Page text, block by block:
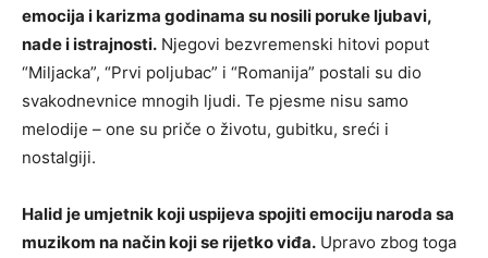
emocija i karizma godinama su nosili poruke ljubavi,
nade i istrajnosti. Njegovi bezvremenski hitovi poput
“Miljacka”, “Prvi poljubac” i “Romanija” postali su dio
svakodnevnice mnogih ljudi. Te pjesme nisu samo
melodije – one su priče o životu, gubitku, sreći i
nostalgiji.
Halid je umjetnik koji uspijeva spojiti emociju naroda sa
muzikom na način koji se rijetko viđa. Upravo zbog toga